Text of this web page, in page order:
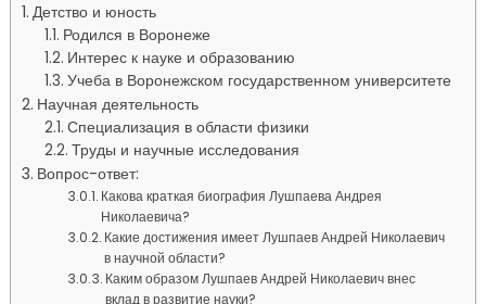
Детство и юность
Родился в Воронеже
Интерес к науке и образованию
Учеба в Воронежском государственном университете
Научная деятельность
Специализация в области физики
Труды и научные исследования
Вопрос-ответ:
Какова краткая биография Лушпаева Андрея
Николаевича?
Какие достижения имеет Лушпаев Андрей Николаевич
в научной области?
Каким образом Лушпаев Андрей Николаевич внес
вклад в развитие науки?